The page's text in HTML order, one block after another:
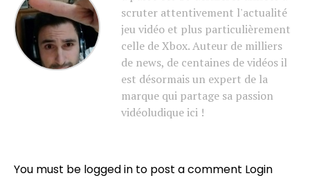
scruter attentivement l'actualité
jeu vidéo et plus particulièrement
celle de Xbox. Auteur de milliers
de news, de centaines de vidéos il
est désormais un expert de la
marque qui partage sa passion
vidéoludique ici !
You must be logged in to post a comment Login